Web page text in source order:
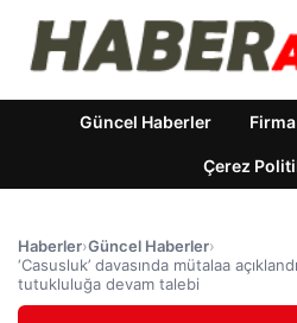
Güncel Haberler
Çerez
Haberler›Güncel Haberler›
‘Casusluk’ davasında mütalaa
tutukluluğa devam talebi